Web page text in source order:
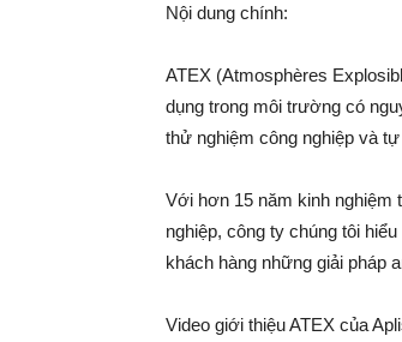
Nội dung chính:
ATEX (Atmosphères
dụng trong môi trường có
thử nghiệm công nghiệp và
Với hơn 15 năm kinh nghiệm
nghiệp, công ty chúng tôi
khách hàng những giải pháp
Video giới thiệu ATEX của